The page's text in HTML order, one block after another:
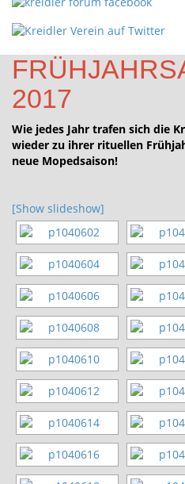
2017
Wie jedes Jahr trafen sich die
wieder zu ihrer rituellen
neue Mopedsaison!
[Show slideshow]